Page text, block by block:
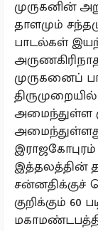
முருகனின்
தாளமும்
பாடல்கள்
முருகனைப்
அமைந்துள்ள
இத்தலத்தின்
குறிக்கும்